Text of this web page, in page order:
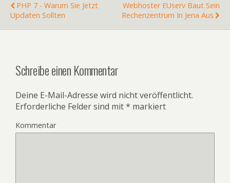
PHP 7 - Warum Sie Jetzt
Updaten Sollten
Webhoster EUserv Baut Sein
Rechenzentrum In Jena Aus
Schreibe einen Kommentar
Deine E-Mail-Adresse wird nicht veröffentlicht.
Erforderliche Felder sind mit* markiert
Kommentar